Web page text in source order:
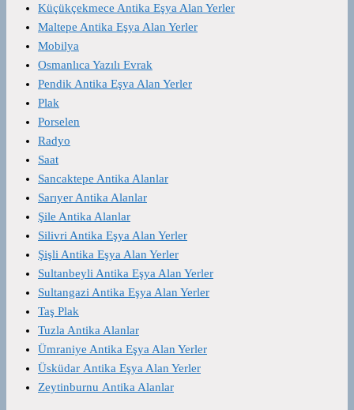
Küçükçekmece Antika Eşya Alan Yerler
Maltepe Antika Eşya Alan Yerler
Mobilya
Osmanlıca Yazılı Evrak
Pendik Antika Eşya Alan Yerler
Plak
Porselen
Radyo
Saat
Sancaktepe Antika Alanlar
Sarıyer Antika Alanlar
Şile Antika Alanlar
Silivri Antika Eşya Alan Yerler
Şişli Antika Eşya Alan Yerler
Sultanbeyli Antika Eşya Alan Yerler
Sultangazi Antika Eşya Alan Yerler
Taş Plak
Tuzla Antika Alanlar
Ümraniye Antika Eşya Alan Yerler
Üsküdar Antika Eşya Alan Yerler
Zeytinburnu Antika Alanlar